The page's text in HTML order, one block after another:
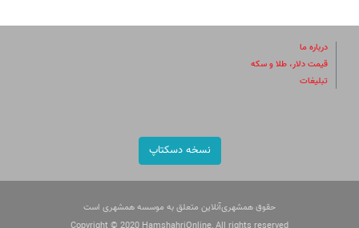
درباره ما
قیمت دلار، طلا و سکه
تبلیغات
نسخه دسکتاپ
حقوق همشهری‌آنلاین متعلق به موسسه همشهری است